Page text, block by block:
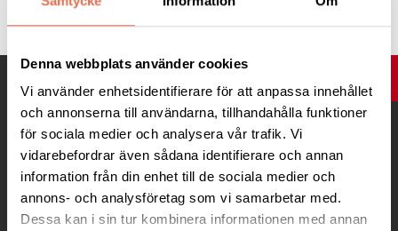
Denna webbplats använder cookies
Vi använder enhetsidentifierare för att anpassa innehållet
och annonserna till användarna, tillhandahålla funktioner
för sociala medier och analysera vår trafik. Vi
vidarebefordrar även sådana identifierare och annan
information från din enhet till de sociala medier och
annons- och analysföretag som vi samarbetar med.
Dessa kan i sin tur kombinera informationen med annan